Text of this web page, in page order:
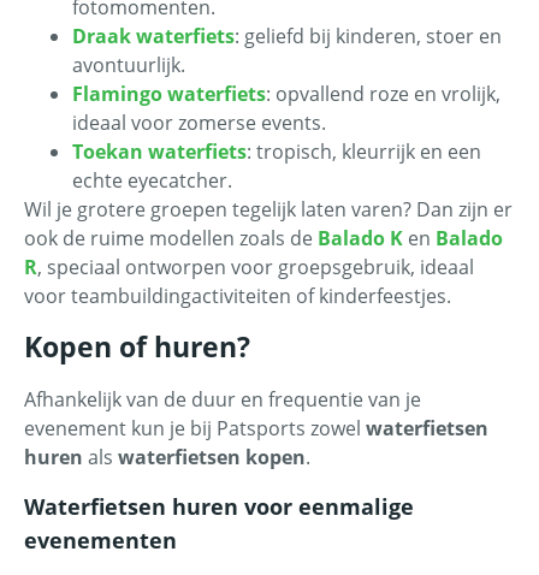
fotomomenten.
Draak waterfiets: geliefd bij kinderen, stoer en
avontuurlijk.
Flamingo waterfiets: opvallend roze en vrolijk,
ideaal voor zomerse events.
Toekan waterfiets: tropisch, kleurrijk en een
echte eyecatcher.
Wil je grotere groepen tegelijk laten varen? Dan zijn er
ook de ruime modellen zoals de Balado K en Balado
R, speciaal ontworpen voor groepsgebruik, ideaal
voor teambuildingactiviteiten of kinderfeestjes.
Kopen of huren?
Afhankelijk van de duur en frequentie van je
evenement kun je bij Patsports zowel waterfietsen
huren als waterfietsen kopen.
Waterfietsen huren voor eenmalige
evenementen